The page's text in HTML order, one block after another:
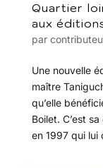
Quartier
aux
par
Une nouvelle
maître
qu’elle
Boilet. C’est
en 1997 qui lui